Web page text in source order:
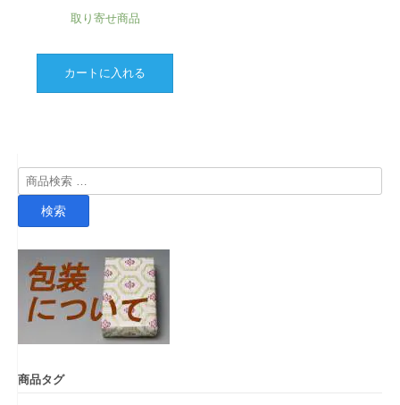
取り寄せ商品
カートに入れる
検
索
検索
商品タグ